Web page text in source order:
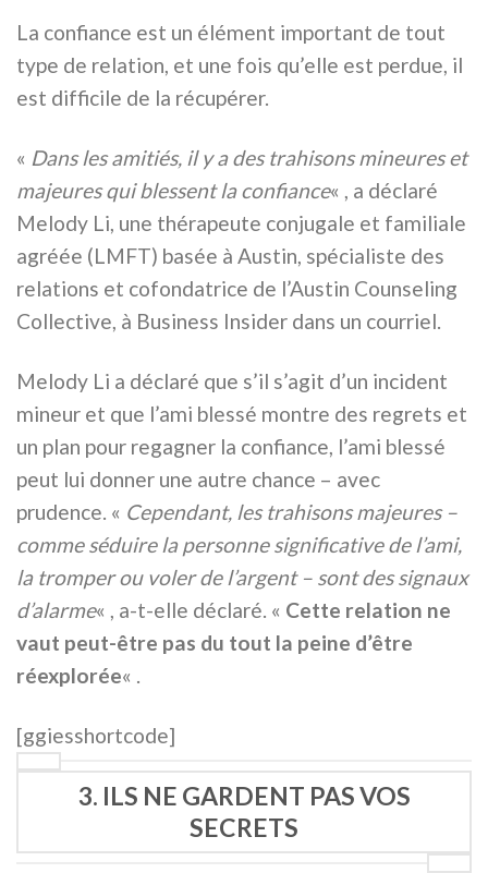
La confiance est un élément important de tout
type de relation, et une fois qu’elle est perdue, il
est difficile de la récupérer.
« Dans les amitiés, il y a des trahisons mineures et
majeures qui blessent la confiance« , a déclaré
Melody Li, une thérapeute conjugale et familiale
agréée (LMFT) basée à Austin, spécialiste des
relations et cofondatrice de l’Austin Counseling
Collective, à Business Insider dans un courriel.
Melody Li a déclaré que s’il s’agit d’un incident
mineur et que l’ami blessé montre des regrets et
un plan pour regagner la confiance, l’ami blessé
peut lui donner une autre chance – avec
prudence. « Cependant, les trahisons majeures –
comme séduire la personne significative de l’ami,
la tromper ou voler de l’argent – sont des signaux
d’alarme« , a-t-elle déclaré. « Cette relation ne
vaut peut-être pas du tout la peine d’être
réexplorée« .
[ggiesshortcode]
3. ILS NE GARDENT PAS VOS
SECRETS